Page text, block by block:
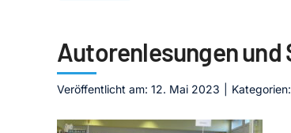
Autorenlesungen
Veröffentlicht am: 12. Mai 2023 Kategorien: